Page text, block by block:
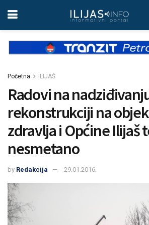
Početna ILIJAŠ
Radovi na
rekonstrukciji na
zdravlja i Općine Ilijaš
nesmetano
by Redakcija 29.01.2016.